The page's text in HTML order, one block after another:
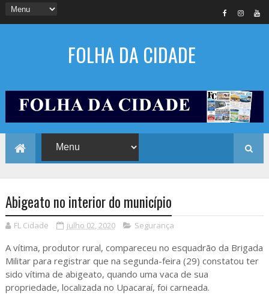
FOLHA DA CIDADE
Abigeato no interior do município
FL Cidade julho 02, 2020 Segurança
A vítima, produtor rural, compareceu no esquadrão da Brigada
Militar para registrar que na segunda-feira (29) constatou ter
sido vítima de abigeato, quando uma vaca de sua
propriedade, localizada no Upacaraí, foi carneada.